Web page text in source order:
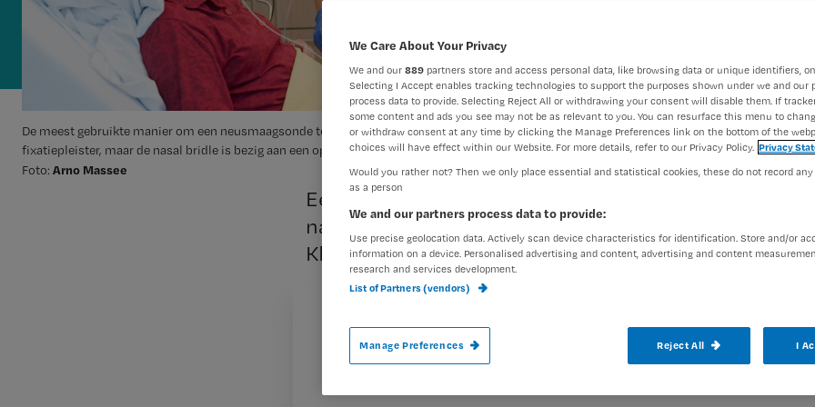
De meest gebruikte manier om een neusmaagsonde te fixeren is nog steeds een
fixatiepleister, maar de nasal bridle is bezig aan een opmars.
Foto: Arno Massee
Registreren
Wil je dit artikel lezen?
Een neusmaagsonde fixeren kan met een pleister of
nasal bridle. Verpleegkundig specialist voedingszorg
Klos* legt uit wat de aandachtspunten en
De meest gebruikte manier om een neusmaagsonde te fixeren is
We Care About Your Privacy
We and our 889 partners store and access personal data, like browsing data or unique identifiers,
Selecting I Accept enables tracking technologies to support the purposes shown under we and our
process data to provide. Selecting Reject All or withdrawing your consent will disable them. If
some content and ads you see may not be as relevant to you. You can resurface this menu to
or withdraw consent at any time by clicking the Manage Preferences link on the bottom of the
choices will have effect within our Website. For more details, refer to our Privacy Policy. Privacy
Would you rather not? Then we only place essential and statistical cookies, these do not record
as a person
We and our partners process data to provide:
Use precise geolocation data. Actively scan device characteristics for identification. Store and/or
information on a device. Personalised advertising and content, advertising and content
research and services development.
List of Partners (vendors)
Manage Preferences Reject All I